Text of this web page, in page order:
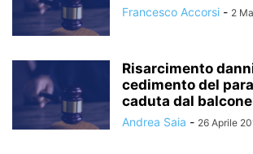
Francesco Accorsi - 2
Risarcimento
cedimento del
caduta dal balcone
Andrea Saia - 26 Aprile